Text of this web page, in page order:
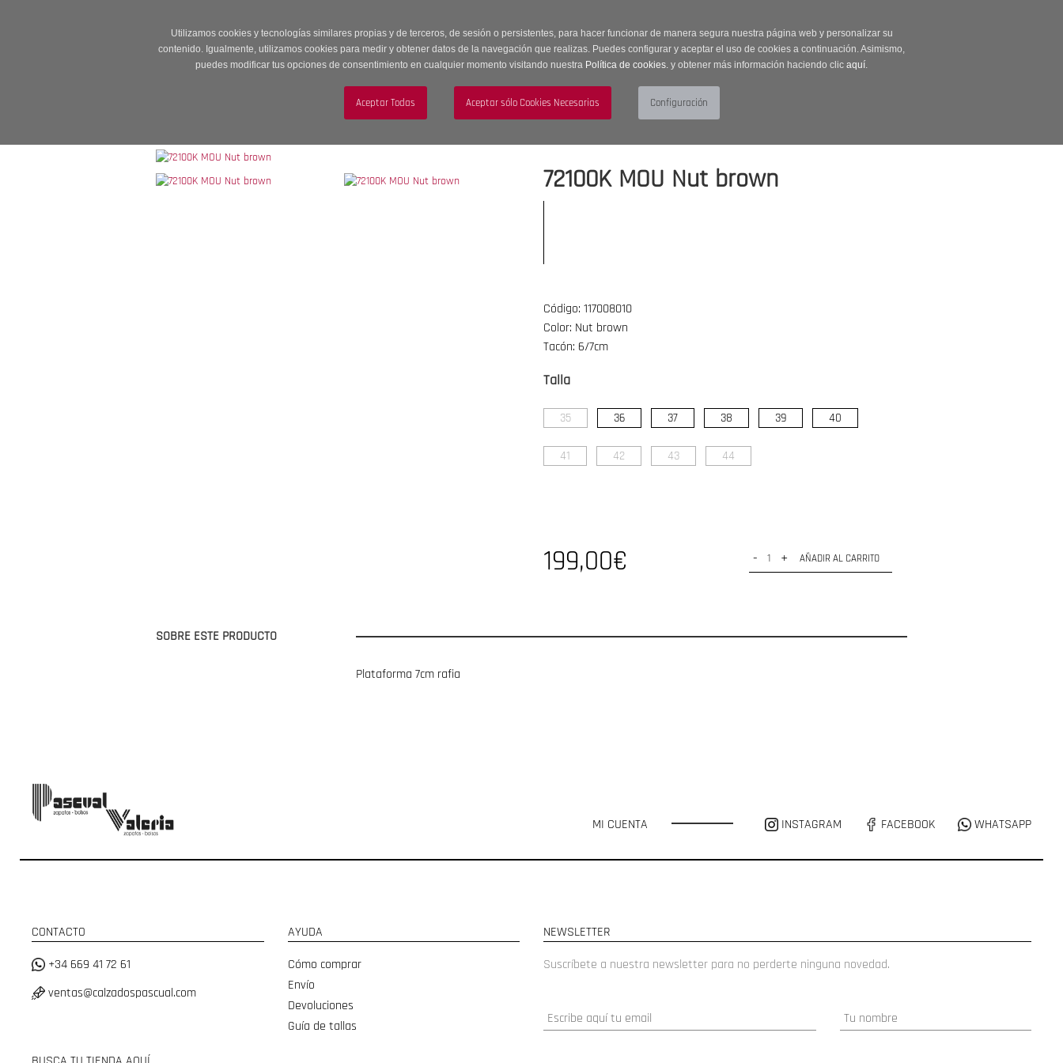
Utilizamos cookies y tecnologías similares propias y de terceros, de sesión o persistentes, para hacer funcionar de manera segura nuestra página web y personalizar su
contenido. Igualmente, utilizamos cookies para medir y obtener datos de la navegación que realizas. Puedes configurar y aceptar el uso de cookies a continuación. Asimismo,
puedes modificar tus opciones de consentimiento en cualquier momento visitando nuestra Política de cookies. y obtener más información haciendo clic aquí.
MUJER HOMBRE ACCESORIOS
72100K MOU Nut brown
Código: 117008010
Color: Nut brown
Tacón: 6/7cm
Talla
35 36 37 38 39 40
41 42 43 44
199,00€ - + AÑADIR AL CARRITO
SOBRE ESTE PRODUCTO
Plataforma 7cm rafia
MI CUENTA INSTAGRAM FACEBOOK WHATSAPP
CONTACTO
+34 669 41 72 61
ventas@calzadospascual.com
AYUDA
Cómo comprar
Envío
Devoluciones
Guía de tallas
NEWSLETTER
Suscríbete a nuestra newsletter para no perderte ninguna novedad.